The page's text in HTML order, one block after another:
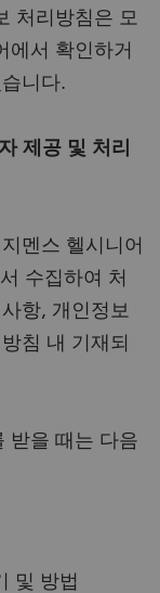
처리방침은 모
에서 확인하거
니다.
제공 및 처리
멘스 헬시니어
수집하여 처
항, 개인정보
침 내 기재되
받을 때는 다음
및 방법